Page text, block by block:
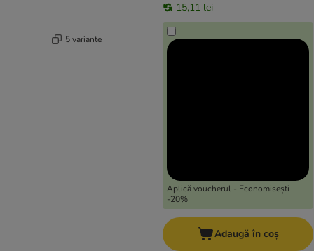
5 variante
15,11 lei
Aplică voucherul - Economisești
-20%
Adaugă în coș